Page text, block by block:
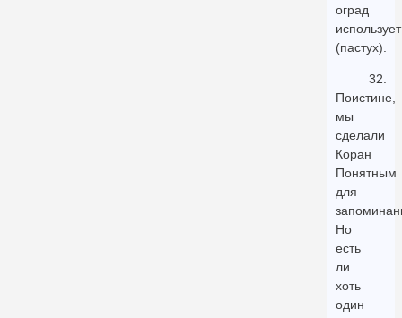
оград
использует
(пастух).
32.
Поистине,
мы
сделали
Коран
Понятным
для
Но
есть
ли
хоть
один